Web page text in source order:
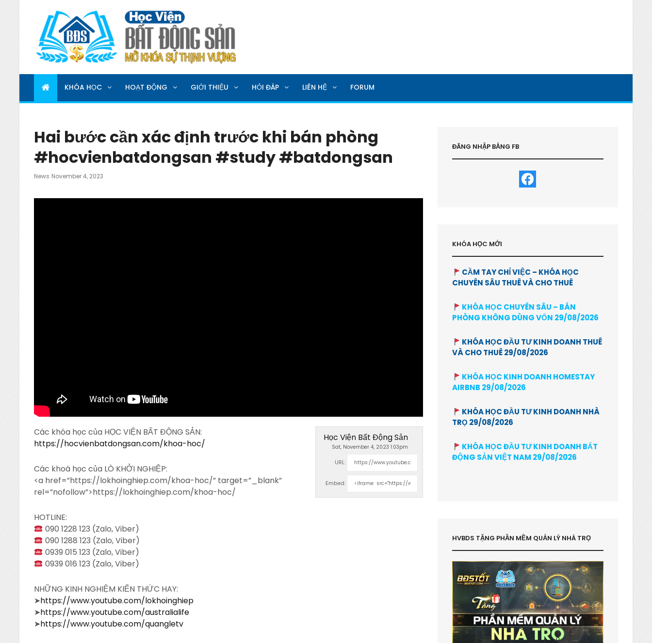
HỌC VIỆN BẤT ĐỘNG SẢN
MỞ KHOÁ SỰ THỊNH VƯỢNG
KHÓA HỌC HOẠT ĐỘNG GIỚI THIỆU HỎI ĐÁP LIÊN HỆ FORUM
Hai bước cần xác định trước khi bán phòng
#hocvienbatdongsan #study #batdongsan
News Posted
November 4, 2023
Học Viện Bất Động Sản
Sat, November 4, 2023 1:03pm
URL:
Embed:
Các khóa học của HỌC VIỆN BẤT ĐỘNG SẢN:
https://hocvienbatdongsan.com/khoa-hoc/
Các khoá học của LÒ KHỞI NGHIỆP:
<a href=”https://lokhoinghiep.com/khoa-hoc/” target=”_blank”
rel=”nofollow”>https://lokhoinghiep.com/khoa-hoc/
HOTLINE:
090 1228 123 (Zalo, Viber)
090 1288 123 (Zalo, Viber)
0939 015 123 (Zalo, Viber)
0939 016 123 (Zalo, Viber)
NHỮNG KINH NGHIỆM KIẾN THỨC HAY:
➤https://www.youtube.com/lokhoinghiep
➤https://www.youtube.com/australialife
➤https://www.youtube.com/quangletv
ĐĂNG NHẬP BẰNG FB
KHÓA HỌC MỚI
CẦM TAY CHỈ VIỆC – KHÓA HỌC
CHUYÊN SÂU THUÊ VÀ CHO THUÊ
KHÓA HỌC CHUYÊN SÂU – BÁN
PHÒNG KHÔNG DÙNG VỐN 29/08/2026
KHÓA HỌC ĐẦU TƯ KINH DOANH THUÊ
VÀ CHO THUÊ 29/08/2026
KHÓA HỌC KINH DOANH HOMESTAY
AIRBNB 29/08/2026
KHÓA HỌC ĐẦU TƯ KINH DOANH NHÀ
TRỌ 29/08/2026
KHÓA HỌC ĐẦU TƯ KINH DOANH BẤT
ĐỘNG SẢN VIỆT NAM 29/08/2026
HVBDS TẶNG PHẦN MỀM QUẢN LÝ NHÀ TRỌ